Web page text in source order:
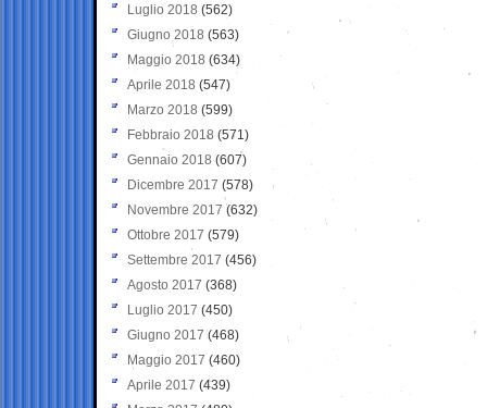
Luglio 2018 (562)
Giugno 2018 (563)
Maggio 2018 (634)
Aprile 2018 (547)
Marzo 2018 (599)
Febbraio 2018 (571)
Gennaio 2018 (607)
Dicembre 2017 (578)
Novembre 2017 (632)
Ottobre 2017 (579)
Settembre 2017 (456)
Agosto 2017 (368)
Luglio 2017 (450)
Giugno 2017 (468)
Maggio 2017 (460)
Aprile 2017 (439)